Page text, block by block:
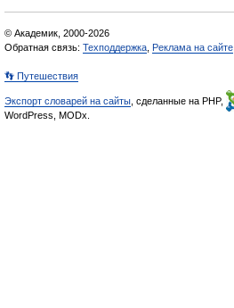
© Академик, 2000-2026
Обратная связь: Техподдержка Реклама на сайте
👣 Путешествия
Экспорт словарей на сайты , сделанные на PHP,
WordPress, MODx.